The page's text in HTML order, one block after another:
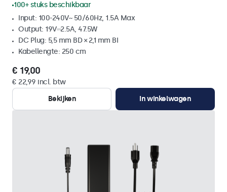
100+ stuks beschikbaar
Input: 100-240V~ 50/60Hz, 1.5A Max
Output: 19V⎓2.5A, 47.5W
DC Plug: 5,5 mm BD × 2,1 mm BI
Kabellengte: 250 cm
€ 19,00
€ 22,99 incl. btw
Bekijken
In winkelwagen